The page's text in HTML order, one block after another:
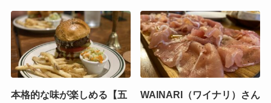
本格的な味が楽しめる【五
WAINARI（ワイナリ）さん